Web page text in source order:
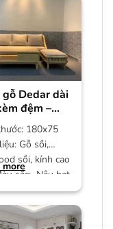
gỗ Dedar dài
đệm –
180x75
Gỗ sồi,
sồi, kính cao
sắc: Nâu hạt
hành: 12
more